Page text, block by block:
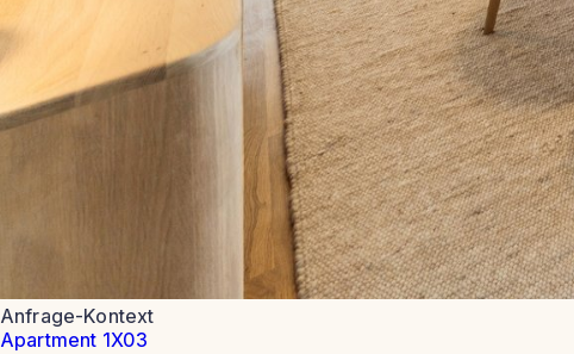
Anfrage-Kontext
Apartment 1X03